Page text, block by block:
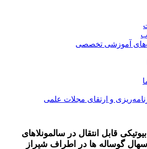
آموزشی تخصصی
و ارتقای مجلات علمی
قابل انتقال در سالمونلاهای
گوساله ها در اطراف شیراز